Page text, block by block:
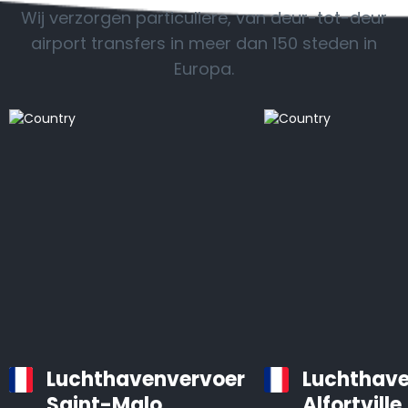
Wij verzorgen particuliere, van deur-tot-deur
airport transfers in meer dan 150 steden in
Europa.
Luchthavenvervoer